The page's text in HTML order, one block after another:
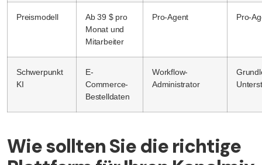
Preismodell
Ab 39 $ pro
Monat und
Mitarbeiter
Pro-Agent Pro-
Schwerpunkt
KI
E-
Commerce-
Bestelldaten
Workflow-
Administrator
Wie sollten Sie die richtige